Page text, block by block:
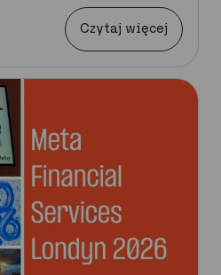
Czytaj więcej